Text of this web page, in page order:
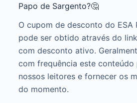
Papo de Sargento?🤔
O cupom de desconto do ESA
pode ser obtido através do
com desconto ativo.
com frequência este conteúdo
nossos leitores e fornecer os
do momento.